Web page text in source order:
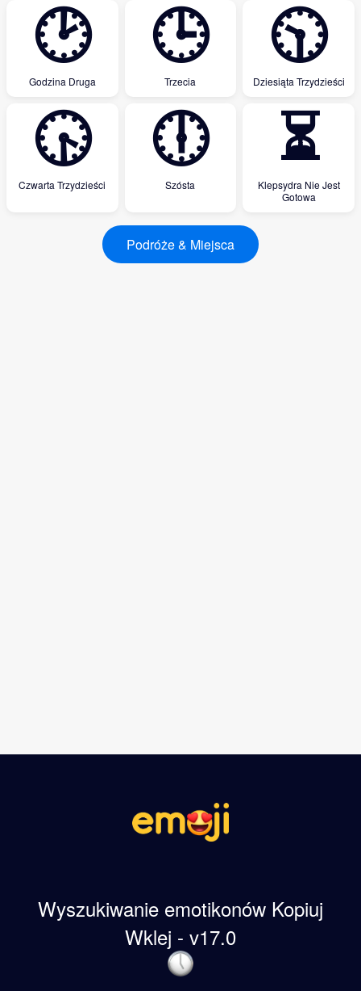
🕑
Godzina Druga
🕒
Trzecia
🕥
Dziesiąta Trzydzieści
🕟
Czwarta Trzydzieści
🕕
Szósta
⏳
Klepsydra Nie Jest
Gotowa
Podróże & Miejsca
Wyszukiwanie emotikonów Kopiuj
Wklej - v17.0